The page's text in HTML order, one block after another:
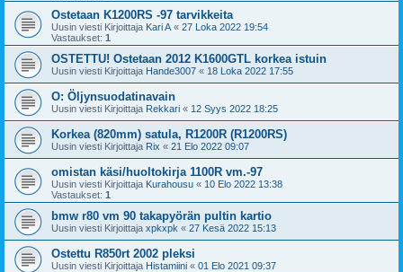
Ostetaan K1200RS -97 tarvikkeita
Uusin viesti Kirjoittaja Kari A « 27 Loka 2022 19:54
Vastaukset: 1
OSTETTU! Ostetaan 2012 K1600GTL korkea istuin
Uusin viesti Kirjoittaja Hande3007 « 18 Loka 2022 17:55
O: Öljynsuodatinavain
Uusin viesti Kirjoittaja Rekkari « 12 Syys 2022 18:25
Korkea (820mm) satula, R1200R (R1200RS)
Uusin viesti Kirjoittaja Rix « 21 Elo 2022 09:07
omistan käsi/huoltokirja 1100R vm.-97
Uusin viesti Kirjoittaja Kurahousu « 10 Elo 2022 13:38
Vastaukset: 1
bmw r80 vm 90 takapyörän pultin kartio
Uusin viesti Kirjoittaja xpkxpk « 27 Kesä 2022 15:13
Ostettu R850rt 2002 pleksi
Uusin viesti Kirjoittaja Histamiini « 01 Elo 2021 09:37